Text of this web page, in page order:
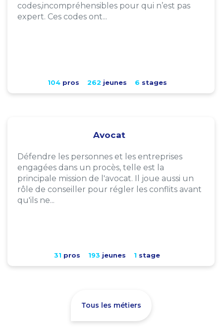
codes,incompréhensibles pour qui n’est pas
expert. Ces codes ont...
104pros 262 jeunes 6 stages
Avocat
Défendre les personnes et les entreprises
engagées dans un procès, telle est la
principale mission de l'avocat. Il joue aussi un
rôle de conseiller pour régler les conflits avant
qu'ils ne...
31 pros 193 jeunes 1 stage
Tous les métiers